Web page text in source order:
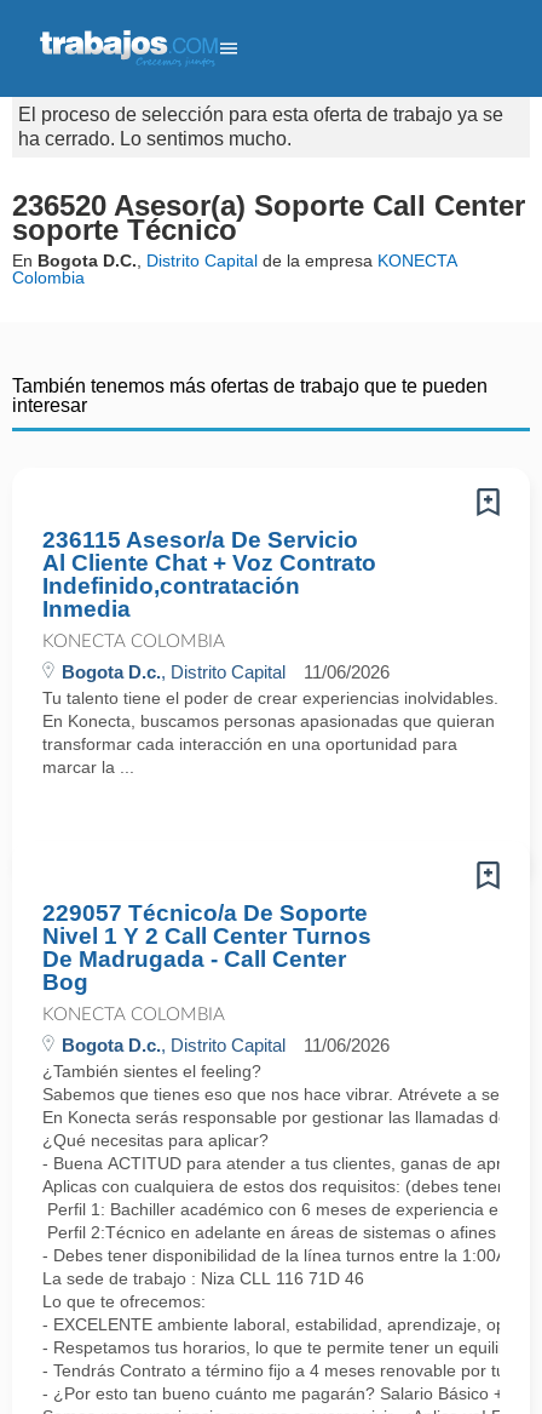
El proceso de selección para esta oferta de trabajo ya se
ha cerrado. Lo sentimos mucho.
236520 Asesor(a) Soporte Call Center
soporte Técnico
En Bogota D.C. Distrito Capital de la empresa KONECTA
Colombia
También tenemos más ofertas de trabajo que te pueden
interesar
236115 Asesor/a De Servicio
Al Cliente Chat + Voz Contrato
Indefinido,contratación
Inmedia
KONECTA COLOMBIA
Bogota D.c., Distrito Capital 11/06/2026
Tu talento tiene el poder de crear experiencias inolvidables.
En Konecta, buscamos personas apasionadas que quieran
transformar cada interacción en una oportunidad para
marcar la ...
229057 Técnico/a De Soporte
Nivel 1 Y 2 Call Center Turnos
De Madrugada - Call Center
Bog
KONECTA COLOMBIA
Bogota D.c., Distrito Capital 11/06/2026
¿También sientes el feeling?
Sabemos que tienes eso que nos hace vibrar. Atrévete a ser
En Konecta serás responsable por gestionar las llamadas de
¿Qué necesitas para aplicar?
- Buena ACTITUD para atender a tus clientes, ganas de
Aplicas con cualquiera de estos dos requisitos: (debes tener
Perfil 1: Bachiller académico con 6 meses de experiencia en
Perfil 2:Técnico en adelante en áreas de sistemas o afines
- Debes tener disponibilidad de la línea turnos entre la 1:00AM
La sede de trabajo : Niza CLL 116 71D 46
Lo que te ofrecemos:
- EXCELENTE ambiente laboral, estabilidad, aprendizaje,
- Respetamos tus horarios, lo que te permite tener un equilibrio
- Tendrás Contrato a término fijo a 4 meses renovable por tu
- ¿Por esto tan bueno cuánto me pagarán? Salario Básico +